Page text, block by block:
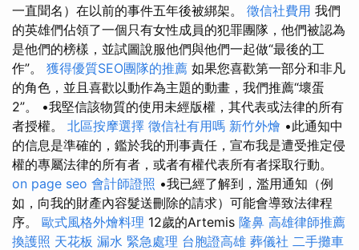
一直聞名）在以前的事件五年後被綁架。 徵信社費用 我們
的英雄們佔領了一個只有女性成員的犯罪團隊，他們被認為
是他們的榜樣，並試圖說服他們與他們一起做“最後的工
作”。 獲得優質SEO團隊的推薦 如果您喜歡第一部分和非凡
的角色，並且喜歡以動作為主題的動畫，我們推薦“壞蛋
2”。 •我堅信該物質的使用未經版權，其代表或法律的所有
者授權。 北區按摩選擇 徵信社有用嗎 新竹外燴 •此通知中
的信息是準確的，鑑於我的刑事責任，宣布我是遭受推定侵
權的專屬法律的所有者，或者有權代表所有者採取行動。
on page seo 會計師證照 •我已經了解到，濫用通知（例
如，向我的財產內容髮送刪除的請求）可能會導致法律程
序。 歐式風格外燴料理 12歲的Artemis 隆鼻 高雄律師推薦
換護照 天花板 漏水 緊急處理 台胞證高雄 葬儀社 二手攤車